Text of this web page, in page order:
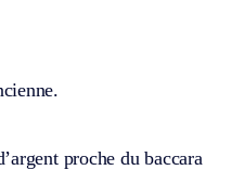
proche du baccara